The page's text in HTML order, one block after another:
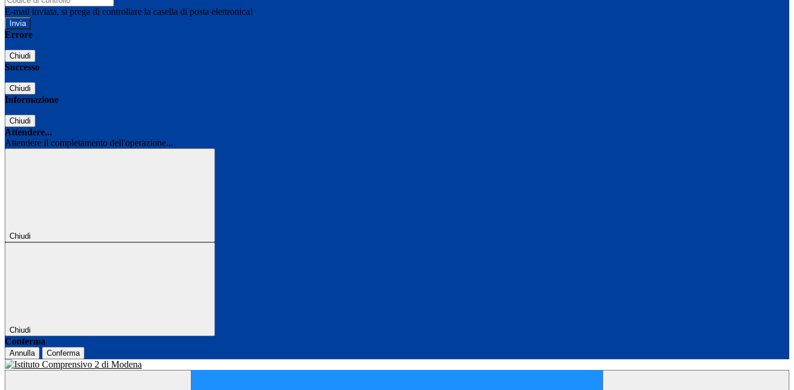
E-mail inviata, si prega di controllare la casella di posta elettronica!
Errore
Chiudi
Successo
Chiudi
Informazione
Chiudi
Attendere...
Attendere il completamento dell'operazione...
Chiudi
Chiudi
Conferma
Annulla Conferma